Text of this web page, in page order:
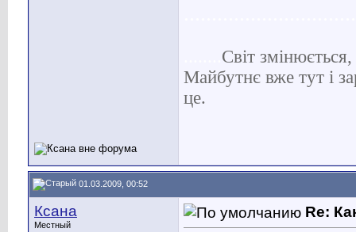
Світ
Майбутнє вже тут і
це.
01.03.2009, 00:52
Ксана
Местный
Re: